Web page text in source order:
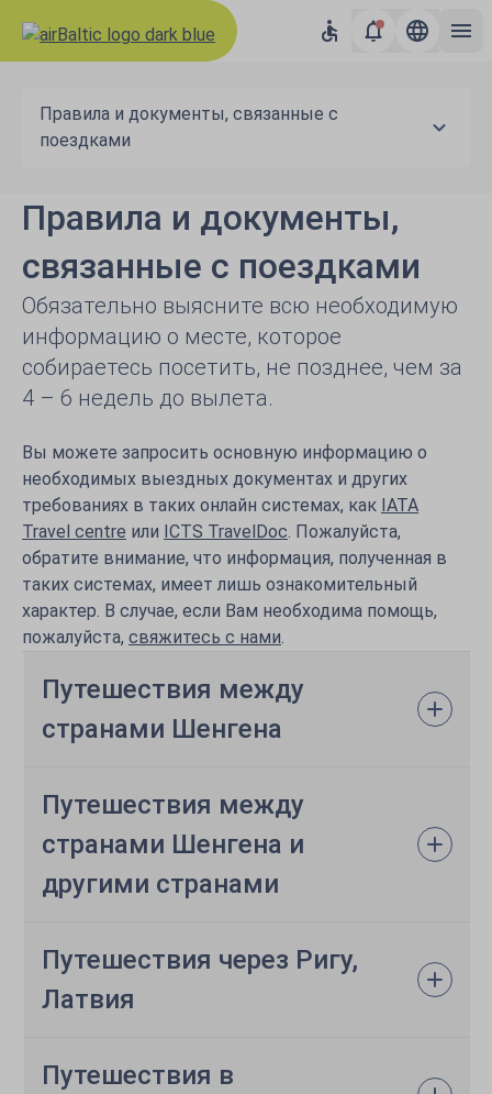
Правила и документы, связанные с
поездками
Правила и документы,
связанные с поездками
Обязательно выясните всю необходимую
информацию о месте, которое
собираетесь посетить, не позднее, чем за
4 – 6 недель до вылета.
Вы можете запросить основную информацию о
необходимых выездных документах и других
требованиях в таких онлайн системах, как IATA
Travel centre или ICTS TravelDoc. Пожалуйста,
обратите внимание, что информация, полученная в
таких системах, имеет лишь ознакомительный
характер. В случае, если Вам необходима помощь,
пожалуйста, cвяжитесь с нами.
Путешествия между
странами Шенгена
Путешествия между
странами Шенгена и
другими странами
Путешествия через Ригу,
Латвия
Путешествия в